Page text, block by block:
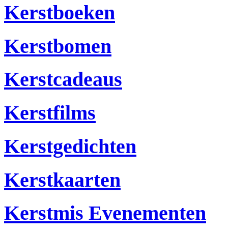
Kerstboeken
Kerstbomen
Kerstcadeaus
Kerstfilms
Kerstgedichten
Kerstkaarten
Kerstmis Evenementen